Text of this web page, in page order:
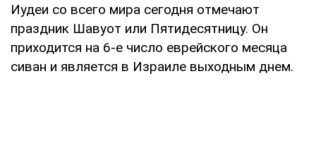
Иудеи со всего мира сегодня отмечают
праздник Шавуот или Пятидесятницу. Он
приходится на 6-е число еврейского месяца
сиван и является в Израиле выходным днем.